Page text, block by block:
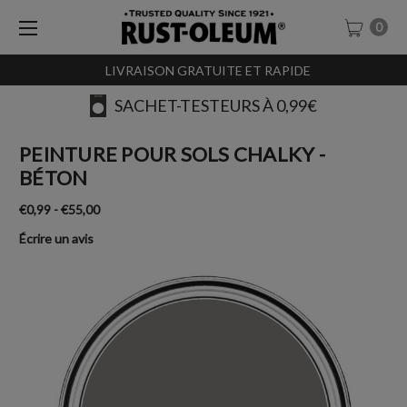
LIVRAISON GRATUITE ET RAPIDE
0
SACHET-TESTEURS À 0,99€
PEINTURE POUR SOLS CHALKY -
BÉTON
€0,99 - €55,00
Écrire un avis